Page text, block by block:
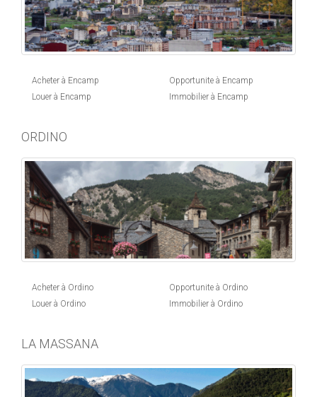
Acheter à Encamp
Louer à Encamp
Opportunite à Encamp
Immobilier à Encamp
ORDINO
Acheter à Ordino
Louer à Ordino
Opportunite à Ordino
Immobilier à Ordino
LA MASSANA